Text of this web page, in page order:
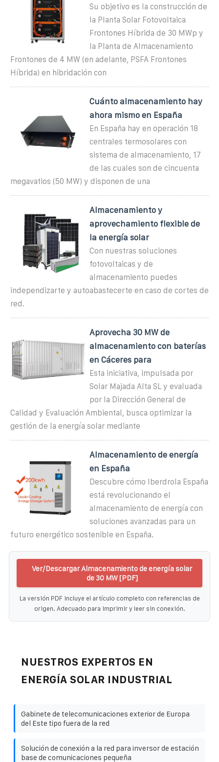
Su objetivo es la construcción de
la Planta Solar Fotovoltaica
Frontones Híbrida de 30 MWp y
la Planta de Almacenamiento
Frontones de 4 MW (en adelante, PSFA Frontones
Híbrida) en hibridación con
Cuánto almacenamiento hay
ahora mismo en España
En España hay en operación 18
centrales termosolares con
sistema de almacenamiento, 17
de las cuales son de cincuenta
megavatios (50 MW) y disponen de una
Almacenamiento y
aprovechamiento flexible de
la energía solar
Con nuestras soluciones
fotovoltaicas y de
almacenamiento puedes
independizarte y autoabastecerte en caso de cortes de
red.
Aprovecha 30 MW de
almacenamiento con baterías
en Cáceres para
Esta iniciativa, impulsada por
Solar Majada Alta SL y evaluada
por la Dirección General de
Calidad y Evaluación Ambiental, busca optimizar la
gestión de la energía solar mediante
Almacenamiento de energía
en España
Descubre cómo Iberdrola España
está revolucionando el
almacenamiento de energía con
soluciones avanzadas para un
futuro energético sostenible en España.
Ver/Descargar Almacenamiento de energía solar
de 30 MW [PDF]
La versión PDF incluye el artículo completo con referencias de
origen. Adecuado para imprimir y leer sin conexión.
NUESTROS EXPERTOS EN
ENERGÍA SOLAR INDUSTRIAL
Gabinete de telecomunicaciones exterior de Europa
del Este tipo fuera de la red
Solución de conexión a la red para inversor de estación
base de comunicaciones pequeña